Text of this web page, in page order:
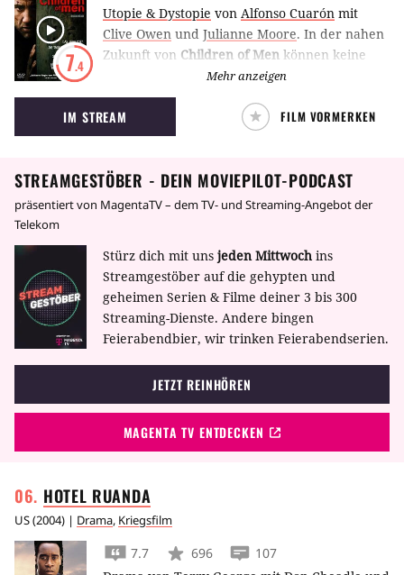
7.4
Utopie & Dystopie von Alfonso Cuarón mit
Clive Owen und Julianne Moore. In der nahen
Zukunft von Children of Men können keine
Kinder mehr geboren werden, die Menschheit
steuert langsam auf ihr Ende zu.
Mehr anzeigen
IM STREAM FILM VORMERKEN
STREAMGESTÖBER - DEIN MOVIEPILOT-PODCAST
präsentiert von MagentaTV – dem TV- und Streaming-Angebot der
Telekom
Stürz dich mit uns jeden Mittwoch ins
Streamgestöber auf die gehypten und
geheimen Serien & Filme deiner 3 bis 300
Streaming-Dienste. Andere bingen
Feierabendbier, wir trinken Feierabendserien.
JETZT REINHÖREN
MAGENTA TV ENTDECKEN
HOTEL RUANDA
US(2004) | Drama, Kriegsfilm
7.7 696
107